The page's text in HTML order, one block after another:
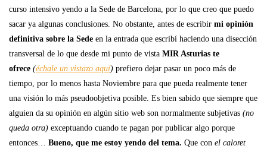
curso intensivo yendo a la Sede de Barcelona, por lo que creo que puedo
sacar ya algunas conclusiones. No obstante, antes de escribir mi opinión
definitiva sobre la Sede en la entrada que escribí haciendo una disección
transversal de lo que desde mi punto de vista MIR Asturias te
ofrece (échale un vistazo aquí) prefiero dejar pasar un poco más de
tiempo, por lo menos hasta Noviembre para que pueda realmente tener
una visión lo más pseudoobjetiva posible. Es bien sabido que siempre que
alguien da su opinión en algún sitio web son normalmente subjetivas (no
queda otra) exceptuando cuando te pagan por publicar algo porque
entonces… Bueno, que me estoy yendo del tema. Que con el caloret